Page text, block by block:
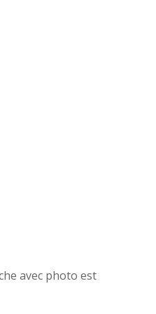
avec photo est